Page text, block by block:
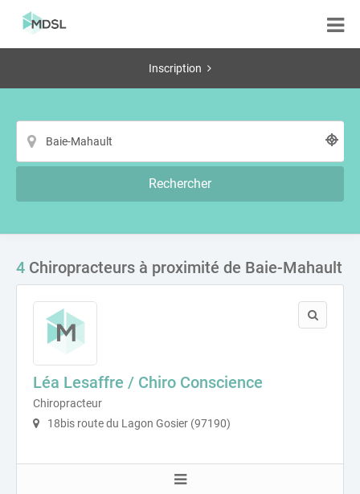
Inscription
Rechercher
4 Chiropracteurs à proximité de Baie-Mahault
Léa Lesaffre / Chiro Conscience
Chiropracteur
18bis route du Lagon Gosier (97190)